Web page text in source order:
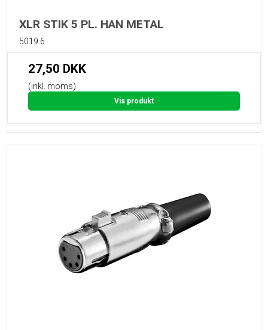
XLR STIK 5 PL. HAN METAL
5019.6
27,50 DKK
(inkl. moms)
Vis produkt